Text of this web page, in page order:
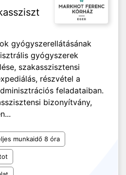
gyógyszerellátásának
gyógyszerek
szakasszisztensi
részvétel a
feladataiban.
bizonyítvány,
munkaidő 8 óra